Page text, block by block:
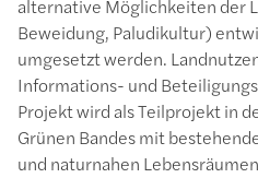
alternative Möglichkeiten der
Beweidung, Paludikultur)
umgesetzt werden.
Informations- und
Projekt wird als Teilprojekt in
Grünen Bandes mit
und naturnahen